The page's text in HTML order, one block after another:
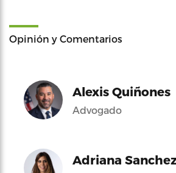
Opinión y Comentarios
Alexis Quiñones
Advogado
Adriana